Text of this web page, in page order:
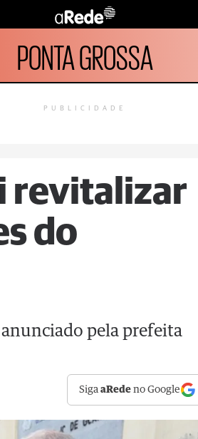
PONTA GROSSA
PUBLICIDADE
revitalizar
do
pela prefeita
SigaaRede no Google